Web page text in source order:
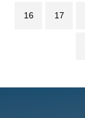
16 17